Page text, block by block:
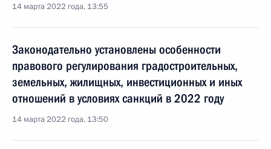
14 марта 2022 года, 13:55
Законодательно установлены особенности
правового регулирования градостроительных,
земельных, жилищных, инвестиционных и иных
отношений в условиях санкций в 2022 году
14 марта 2022 года, 13:50